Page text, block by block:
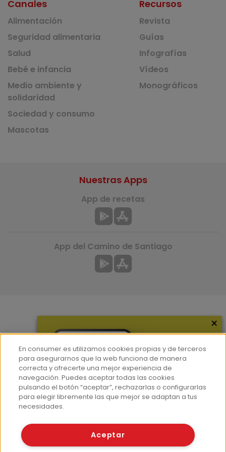
Canales
Alimentación
Seguridad alimentaria
Salud
Bebé e infancia
Medio ambiente y
solidaridad
Sociedad y consumo
Mascotas
Recursos
Revista
Guías
Infografías
Vídeos
Monográficos
Hemeroteca
Contacto
Prensa
Corpus Lingüístico Consumer
Nuestras Apps
App de recetas
App del Camino de Santiago
© Fundación EROSKI
×
En consumer.es utilizamos cookies propias y de terceros
para asegurarnos que la web funciona de manera
correcta y ofrecerte una mejor experiencia de
navegación. Puedes aceptar todas las cookies
pulsando el botón “aceptar”, rechazarlas o configurarlas
para elegir libremente las que mejor se adaptan a tus
necesidades.
Aceptar